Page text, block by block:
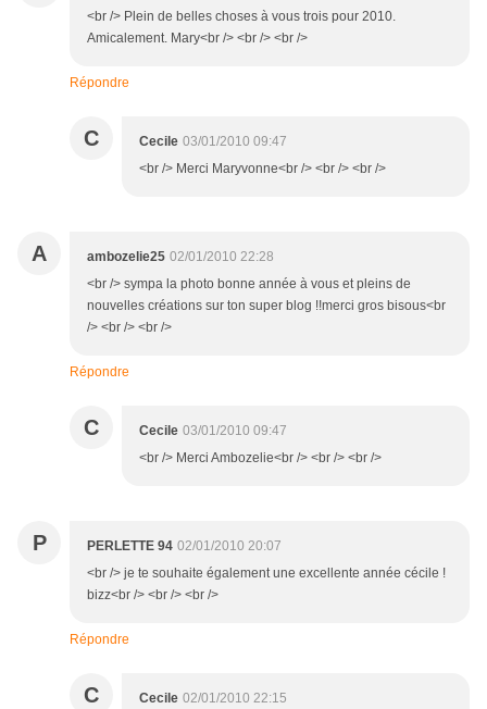
<br /> Plein de belles choses à vous trois pour 2010.
Amicalement. Mary<br /> <br /> <br />
Répondre
C Cecile 03/01/2010 09:47
<br /> Merci Maryvonne<br /> <br /> <br />
A ambozelie25 02/01/2010 22:28
<br /> sympa la photo bonne année à vous et pleins de
nouvelles créations sur ton super blog !!merci gros bisous<br
/> <br /> <br />
Répondre
C Cecile 03/01/2010 09:47
<br /> Merci Ambozelie<br /> <br /> <br />
P PERLETTE 94 02/01/2010 20:07
<br /> je te souhaite également une excellente année cécile !
bizz<br /> <br /> <br />
Répondre
C Cecile 02/01/2010 22:15